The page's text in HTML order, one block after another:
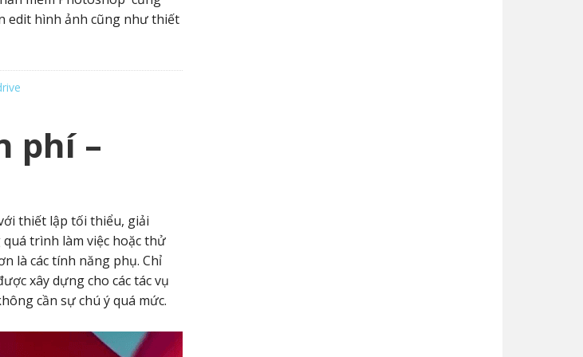
edit hình ảnh cũng như thiết
phí –
thiết lập tối thiểu, giải
trình làm việc hoặc thử
là các tính năng phụ. Chỉ
xây dựng cho các tác vụ
cần sự chú ý quá mức.